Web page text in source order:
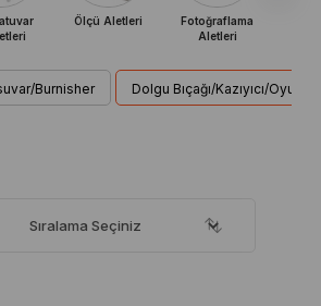
Ölçü Aletleri
Fotoğraflama
Aletleri
Burnisher Dolgu Bıçağı/Kazıyıcı/Oyucu